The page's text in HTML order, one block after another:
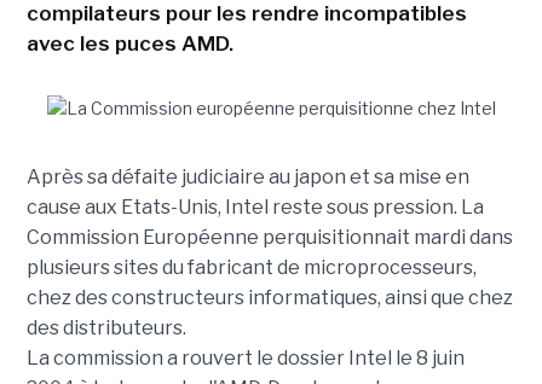
compilateurs pour les rendre incompatibles
avec les puces AMD.
Après sa défaite judiciaire au japon et sa mise en
cause aux Etats-Unis, Intel reste sous pression. La
Commission Européenne perquisitionnait mardi dans
plusieurs sites du fabricant de microprocesseurs,
chez des constructeurs informatiques, ainsi que chez
des distributeurs.
La commission a rouvert le dossier Intel le 8 juin